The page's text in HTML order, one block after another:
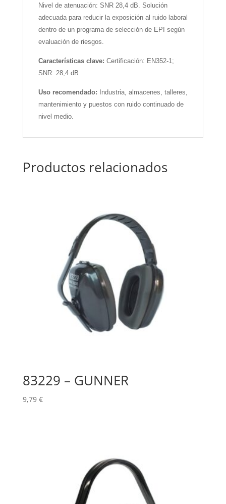
Nivel de atenuación: SNR 28,4 dB. Solución
adecuada para reducir la exposición al ruido laboral
dentro de un programa de selección de EPI según
evaluación de riesgos.
Características clave: Certificación: EN352-1;
SNR: 28,4 dB
Uso recomendado: Industria, almacenes, talleres,
mantenimiento y puestos con ruido continuado de
nivel medio.
Productos relacionados
83229 – GUNNER
9,79 €